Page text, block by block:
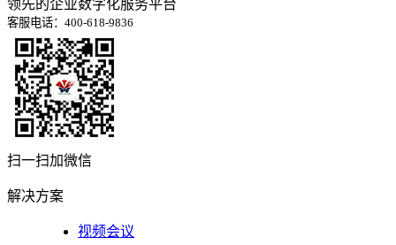
领先的企业数字化服务平台
客服电话：400-618-9836
扫一扫加微信
解决方案
视频会议